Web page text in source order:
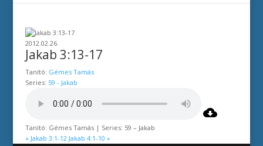
2012.02.26.
Jakab 3:13-17
Tanító: Gémes Tamás
Series: 59 - Jakab
Tanító: Gémes Tamás | Series: 59 – Jakab
« Jakab 3:1-12 Jakab 4:1-10 »